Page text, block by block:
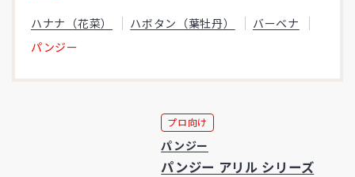
ハナナ（花菜） ハボタン（葉牡丹）
バーベナ
パンジー
プロ向け
パンジー
パンジー アリル シリーズ